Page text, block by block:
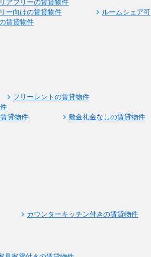
アフリーの賃貸物件
ー向けの賃貸物件
ルームシェア可
賃貸物件
フリーレントの賃貸物件
貸物件 敷金礼金なしの賃貸物件
カウンターキッチン付きの賃貸物件